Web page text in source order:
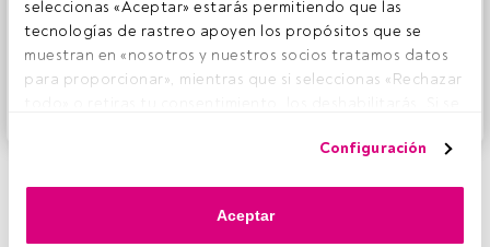
seleccionas «Aceptar» estarás permitiendo que las
tecnologías de rastreo apoyen los propósitos que se
muestran en «nosotros y nuestros socios tratamos datos
para proporcionar», mientras que si seleccionas «Rechazar
anuncios que ves podrían dejar de ser relevantes para ti.
momento haciendo clic en el enlace «Preferencias de
Configuración
Aceptar
de FundsPeople. Si ya estás registrado, accede desde el
botón Login. Si aún no tienes cuenta, te invitamos a
registrarte y disfrutar de todo el universo que ofrece
FundsPeople.